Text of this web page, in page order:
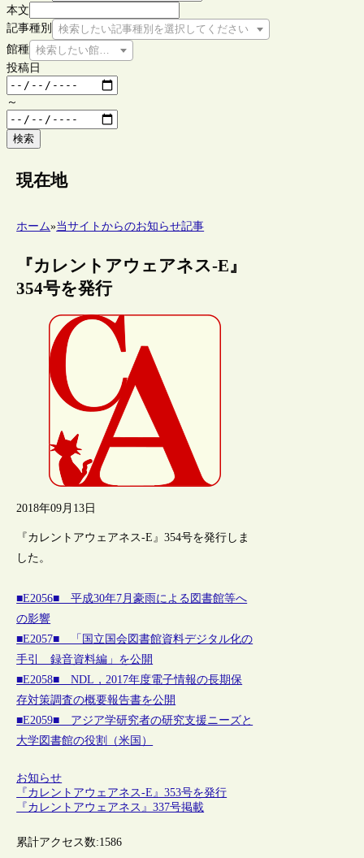
本文
記事種別
検索したい記事種別を選択してください
館種 検索したい館種を選択してください
投稿日
～
検索
現在地
ホーム»当サイトからのお知らせ記事
『カレントアウェアネス-E』
354号を発行
2018年09月13日
『カレントアウェアネス-E』354号を発行しま
した。
■E2056■ 平成30年7月豪雨による図書館等へ
の影響
■E2057■ 「国立国会図書館資料デジタル化の
手引 録音資料編」を公開
■E2058■ NDL，2017年度電子情報の長期保
存対策調査の概要報告書を公開
■E2059■ アジア学研究者の研究支援ニーズと
大学図書館の役割（米国）
お知らせ
『カレントアウェアネス-E』353号を発行
『カレントアウェアネス』337号掲載
累計アクセス数:1586